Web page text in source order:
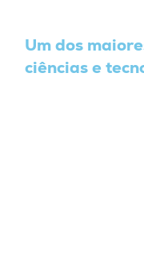
novo diretor do
INSA/MCTI -
Etham de
Um dos
ciências e